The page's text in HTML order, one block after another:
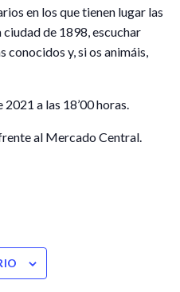
en los que tienen lugar las
de 1898, escuchar
conocidos y, si os animáis,
a las 18’00 horas.
al Mercado Central.